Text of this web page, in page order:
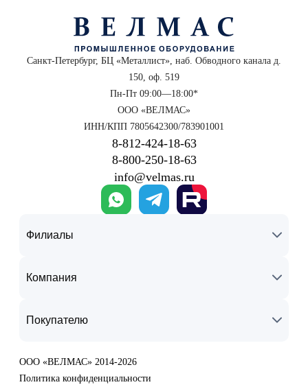
Санкт-Петербург, БЦ «Металлист», наб. Обводного канала д.
150, оф. 519
Пн-Пт 09:00—18:00*
ООО «ВЕЛМАС»
ИНН/КПП 7805642300/783901001
8‑812‑424‑18‑63
8‑800‑250‑18‑63
info@velmas.ru
Филиалы
Компания
Покупателю
ООО «ВЕЛМАС» 2014-2026
Политика конфиденциальности